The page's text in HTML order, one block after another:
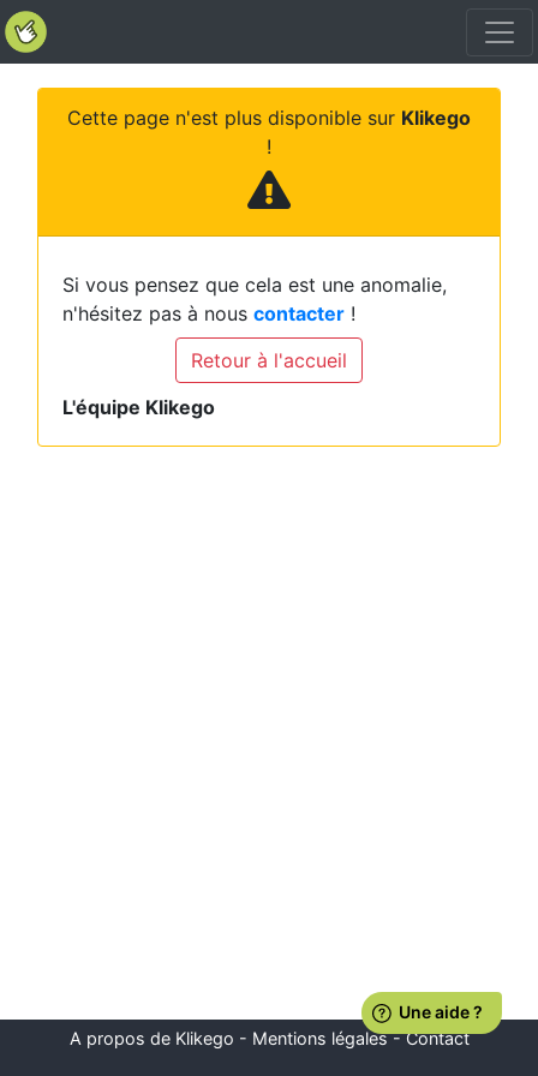
Cette page n'est plus disponible sur Klikego
!
Si vous pensez que cela est une anomalie,
n'hésitez pas à nous contacter !
Retour à l'accueil
L'équipe Klikego
A propos de Klikego - Mentions légales-Contact